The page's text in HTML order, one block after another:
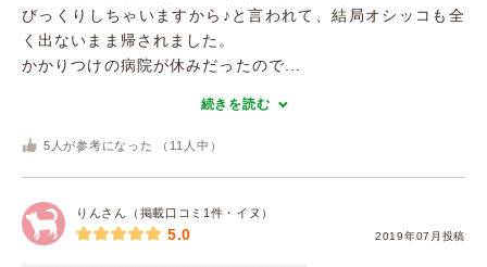
びっくりしちゃいますから♪と言われて、結局オシッコも全
く出ないまま帰されました。
かかりつけの病院が休みだったので...
続きを読む
5 人が参考になった （ 11 人中）
りんさん（掲載口コミ1件・イヌ）
2019年07月投稿
5.0